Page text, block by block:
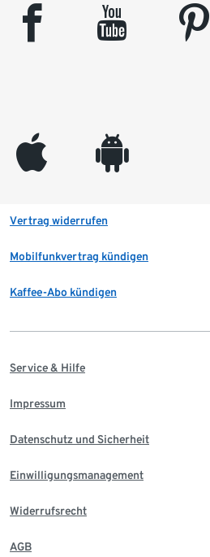
facebook youtube pinterest
appleinc android
Vertrag widerrufen
Mobilfunkvertrag kündigen
Kaffee-Abo kündigen
Service & Hilfe
Impressum
Datenschutz und Sicherheit
Einwilligungsmanagement
Widerrufsrecht
AGB